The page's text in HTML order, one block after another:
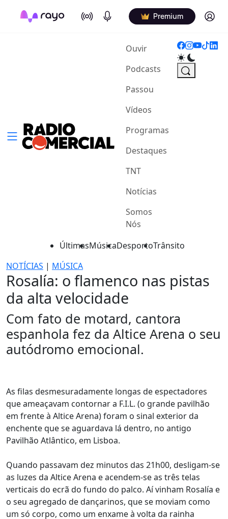
On Air Podcasts Premium Log in
Ouvir(current)
Podcasts
Passou
Vídeos
Programas
Destaques
TNT
Notícias
Somos
Nós
ÚltimasMúsicaDesportoTrânsito
NOTÍCIAS | MÚSICA
Rosalía: o flamenco nas pistas
da alta velocidade
Com fato de motard, cantora
espanhola fez da Altice Arena o seu
autódromo emocional.
As filas desmesuradamente longas de espectadores
que ameaçavam contornar a F.I.L. (o grande pavilhão
em frente à Altice Arena) foram o sinal exterior da
enchente que se aguardava lá dentro, no antigo
Pavilhão Atlântico, em Lisboa.
Quando passavam dez minutos das 21h00, desligam-se
as luzes da Altice Arena e acendem-se as três telas
verticais do ecrã do fundo do palco. Aí vinham Rosalía e
o seu agregado de dançarinos, que se moviam como
um só corpo, como um enxame à volta da rainha